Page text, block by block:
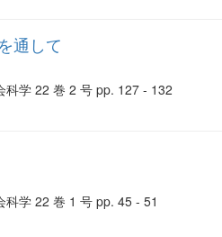
通して
科学 22 巻 2 号 pp. 127 - 132
科学 22 巻 1 号 pp. 45 - 51